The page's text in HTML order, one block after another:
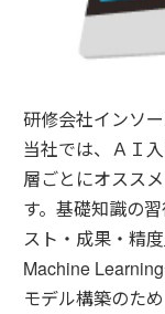
研修会社インソ
当社では、ＡＩ
層ごとにオスス
す。基礎知識の
スト・成果・精
Machine
モデル構築のた